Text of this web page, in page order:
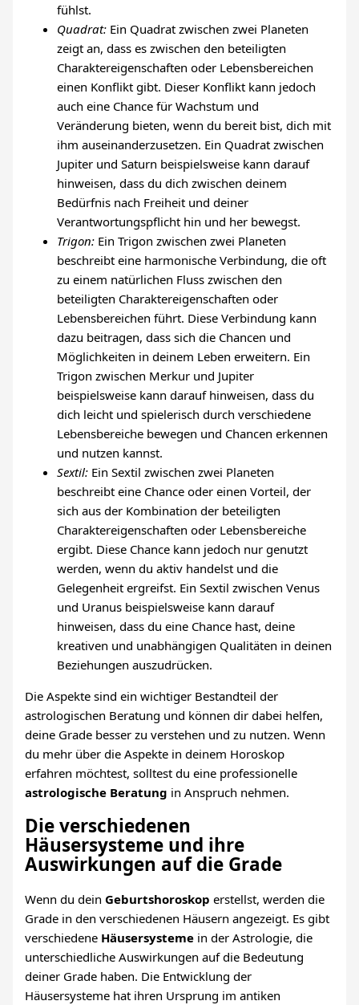
fühlst.
Quadrat: Ein Quadrat zwischen zwei Planeten
zeigt an, dass es zwischen den beteiligten
Charaktereigenschaften oder Lebensbereichen
einen Konflikt gibt. Dieser Konflikt kann jedoch
auch eine Chance für Wachstum und
Veränderung bieten, wenn du bereit bist, dich mit
ihm auseinanderzusetzen. Ein Quadrat zwischen
Jupiter und Saturn beispielsweise kann darauf
hinweisen, dass du dich zwischen deinem
Bedürfnis nach Freiheit und deiner
Verantwortungspflicht hin und her bewegst.
Trigon: Ein Trigon zwischen zwei Planeten
beschreibt eine harmonische Verbindung, die oft
zu einem natürlichen Fluss zwischen den
beteiligten Charaktereigenschaften oder
Lebensbereichen führt. Diese Verbindung kann
dazu beitragen, dass sich die Chancen und
Möglichkeiten in deinem Leben erweitern. Ein
Trigon zwischen Merkur und Jupiter
beispielsweise kann darauf hinweisen, dass du
dich leicht und spielerisch durch verschiedene
Lebensbereiche bewegen und Chancen erkennen
und nutzen kannst.
Sextil: Ein Sextil zwischen zwei Planeten
beschreibt eine Chance oder einen Vorteil, der
sich aus der Kombination der beteiligten
Charaktereigenschaften oder Lebensbereiche
ergibt. Diese Chance kann jedoch nur genutzt
werden, wenn du aktiv handelst und die
Gelegenheit ergreifst. Ein Sextil zwischen Venus
und Uranus beispielsweise kann darauf
hinweisen, dass du eine Chance hast, deine
kreativen und unabhängigen Qualitäten in deinen
Beziehungen auszudrücken.
Die Aspekte sind ein wichtiger Bestandteil der
astrologischen Beratung und können dir dabei helfen,
deine Grade besser zu verstehen und zu nutzen. Wenn
du mehr über die Aspekte in deinem Horoskop
erfahren möchtest, solltest du eine professionelle
astrologische Beratung in Anspruch nehmen.
Die verschiedenen
Häusersysteme und ihre
Auswirkungen auf die Grade
Wenn du dein Geburtshoroskop erstellst, werden die
Grade in den verschiedenen Häusern angezeigt. Es gibt
verschiedene Häusersysteme in der Astrologie, die
unterschiedliche Auswirkungen auf die Bedeutung
deiner Grade haben. Die Entwicklung der
Häusersysteme hat ihren Ursprung im antiken